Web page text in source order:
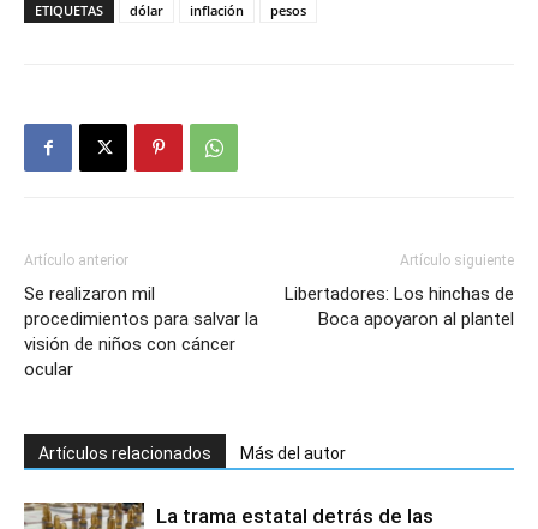
ETIQUETAS dólar inflación pesos
Artículo anterior
Se realizaron mil
procedimientos para salvar la
visión de niños con cáncer
ocular
Artículo siguiente
Libertadores: Los hinchas de
Boca apoyaron al plantel
Artículos relacionados Más del autor
La trama estatal detrás de las